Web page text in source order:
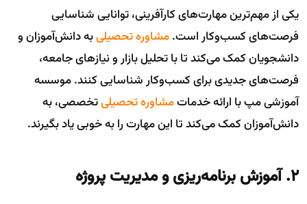
یکی از مهم‌ترین مهارت‌های کارآفرینی، توانایی شناسایی
فرصت‌های کسب‌وکار است.مشاوره تحصیلیبه دانش‌آموزان و
دانشجویان کمک می‌کند تا با تحلیل بازار و نیازهای جامعه،
فرصت‌های جدیدی برای کسب‌وکار شناسایی کنند. موسسه
آموزشی مپ با ارائه خدماتمشاوره تحصیلیتخصصی، به
دانش‌آموزان کمک می‌کند تا این مهارت را به خوبی یاد بگیرند.
۲. آموزش برنامه‌ریزی و مدیریت پروژه